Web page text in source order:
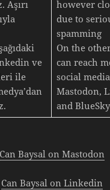
ve
ile
however
due to
spamming
On the
can reach
social
Mastodon,
and
Can Baysal on Mastodon
Can Baysal on Linkedin